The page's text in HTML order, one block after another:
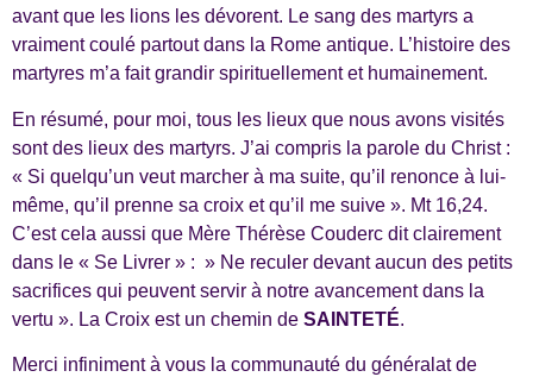
avant que les lions les dévorent. Le sang des martyrs a
vraiment coulé partout dans la Rome antique. L’histoire des
martyres m’a fait grandir spirituellement et humainement.
En résumé, pour moi, tous les lieux que nous avons visités
sont des lieux des martyrs. J’ai compris la parole du Christ :
« Si quelqu’un veut marcher à ma suite, qu’il renonce à lui-
même, qu’il prenne sa croix et qu’il me suive ». Mt 16,24.
C’est cela aussi que Mère Thérèse Couderc dit clairement
dans le « Se Livrer » : » Ne reculer devant aucun des petits
sacrifices qui peuvent servir à notre avancement dans la
vertu ». La Croix est un chemin de SAINTETÉ.
Merci infiniment à vous la communauté du généralat de